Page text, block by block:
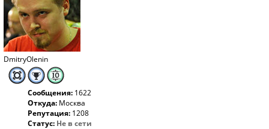
DmitryOlenin
Сообщения: 1622
Откуда: Москва
Репутация: 1208
Статус: Не в сети